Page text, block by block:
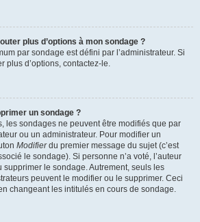
plus d’options à mon sondage ?
par sondage est défini par l’administrateur. Si
plus d’options, contactez-le.
un sondage ?
les sondages ne peuvent être modifiés que par
ou un administrateur. Pour modifier un
Modifierdu premier message du sujet (c’est
le sondage). Si personne n’a voté, l’auteur
le sondage. Autrement, seuls les
peuvent le modifier ou le supprimer. Ceci
changeant les intitulés en cours de sondage.